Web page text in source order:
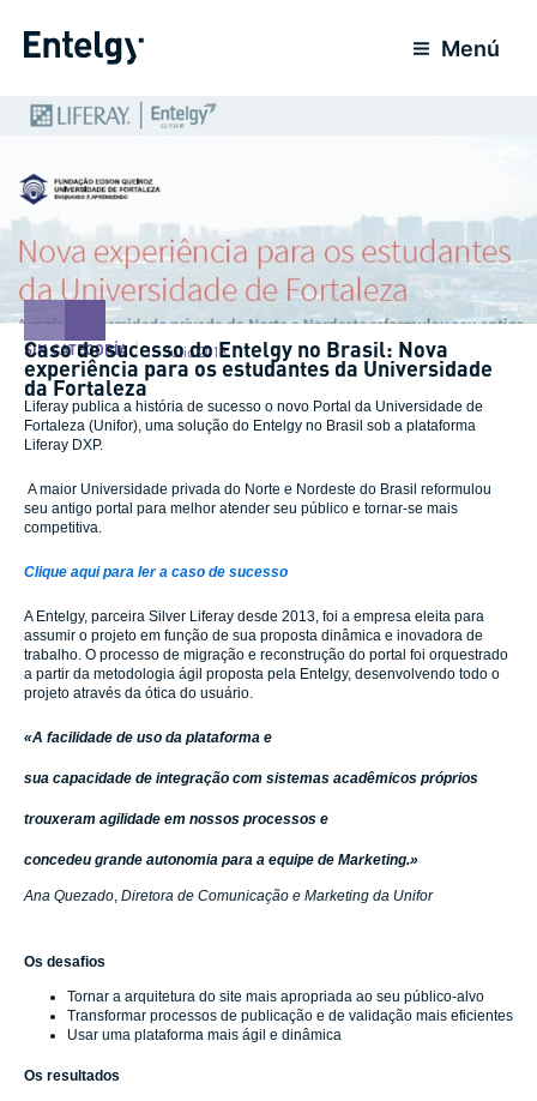
Menú
SIN CATEGORÍA 15 Julio 2018
Caso de sucesso do Entelgy no Brasil: Nova
experiência para os estudantes da Universidade
da Fortaleza
Liferay publica a história de sucesso o novo Portal da Universidade de
Fortaleza (Unifor), uma solução do Entelgy no Brasil sob a plataforma
Liferay DXP.
A maior Universidade privada do Norte e Nordeste do Brasil reformulou
seu antigo portal para melhor atender seu público e tornar-se mais
competitiva.
Clique aqui para ler a caso de sucesso
A Entelgy, parceira Silver Liferay desde 2013, foi a empresa eleita para
assumir o projeto em função de sua proposta dinâmica e inovadora de
trabalho. O processo de migração e reconstrução do portal foi orquestrado
a partir da metodologia ágil proposta pela Entelgy, desenvolvendo todo o
projeto através da ótica do usuário.
«A facilidade de uso da plataforma e
sua capacidade de integração com sistemas acadêmicos próprios
trouxeram agilidade em nossos processos e
concedeu grande autonomia para a equipe de Marketing.»
Ana Quezado Diretora de Comunicação e Marketing da Unifor
Os desafios
Tornar a arquitetura do site mais apropriada ao seu público-alvo
Transformar processos de publicação e de validação mais eficientes
Usar uma plataforma mais ágil e dinâmica
Os resultados